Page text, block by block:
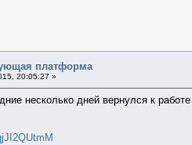
платформа
20:05:27 »
несколько дней вернулся к